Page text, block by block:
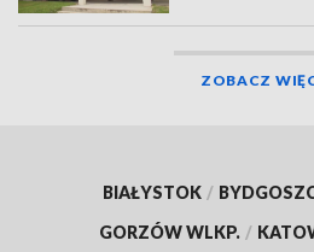
ZOBACZ
BIAŁYSTOK /
GORZÓW WLKP. /